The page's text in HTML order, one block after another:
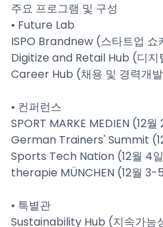
주요 프로그램 및 구성
• Future Lab
ISPO Brandnew (스타트업 쇼
Digitize and Retail Hub (디지
Career Hub (채용 및 경력개
• 컨퍼런스
SPORT MARKE MEDIEN (12
German Trainers' Summit
Sports Tech Nation (12월 4
therapie MÜNCHEN (12월 3-
• 특별관
Sustainability Hub (지속가능